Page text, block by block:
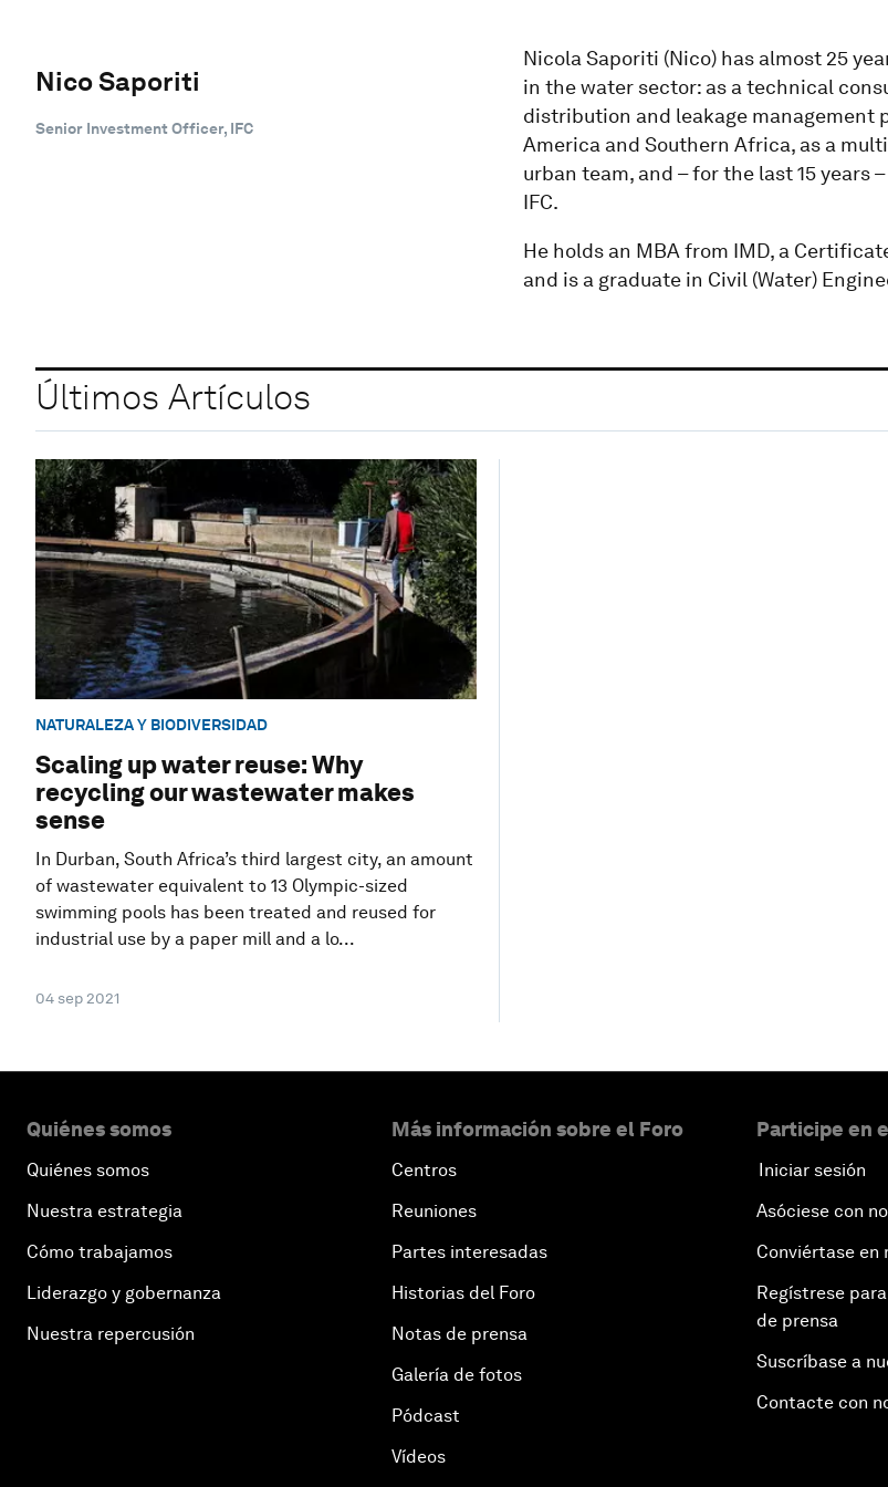
Nico Saporiti
Senior Investment Officer, IFC
Nicola Saporiti (Nico) has almost 25
in the water sector: as a technical
distribution and leakage management
America and Southern Africa, as a
urban team, and – for the last 15
IFC.
He holds an MBA from IMD, a
and is a graduate in Civil (Water)
Últimos Artículos
NATURALEZA Y BIODIVERSIDAD
Scaling up water reuse: Why
recycling our wastewater makes
sense
In Durban, South Africa’s third largest city, an amount
of wastewater equivalent to 13 Olympic-sized
swimming pools has been treated and reused for
industrial use by a paper mill and a lo...
04 sep 2021
Quiénes somos
Quiénes somos
Nuestra estrategia
Cómo trabajamos
Liderazgo y gobernanza
Nuestra repercusión
Más información sobre el Foro
Centros
Reuniones
Partes interesadas
Historias del Foro
Notas de prensa
Galería de fotos
Pódcast
Vídeos
Participe en
Iniciar sesión
Asóciese con
Conviértase en
Regístrese
de prensa
Suscríbase a
Contacte con